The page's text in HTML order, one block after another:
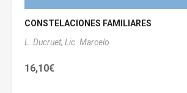
CONSTELACIONES FAMILIARES
L. Ducruet, Lic. Marcelo
16,10€